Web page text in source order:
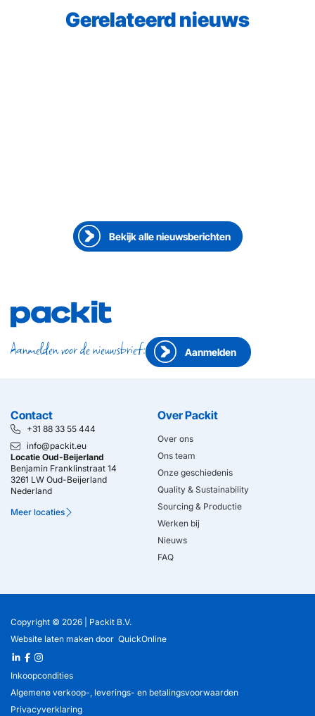
Gerelateerd nieuws
Bekijk alle nieuwsberichten
Aanmelden voor de nieuwsbrief: Aanmelden
Contact
+31 88 33 55 444
info@packit.eu
Locatie Oud-Beijerland
Benjamin Franklinstraat 14
3261 LW Oud-Beijerland
Nederland
Meer locaties
Over Packit
Over ons
Ons team
Onze geschiedenis
Quality & Sustainability
Sourcing & Productie
Werken bij
Nieuws
FAQ
Copyright © 2026 | Packit B.V.
Website laten maken door QuickOnline
Inkoopcondities
Algemene verkoop-, leverings- en betalingsvoorwaarden
Privacyverklaring